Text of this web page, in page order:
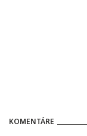
KOMENTÁRE